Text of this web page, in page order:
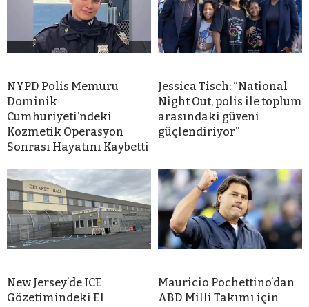
NYPD Polis Memuru
Dominik
Cumhuriyeti’ndeki
Kozmetik Operasyon
Sonrası Hayatını Kaybetti
Jessica Tisch: “National
Night Out, polis ile toplum
arasındaki güveni
güçlendiriyor”
New Jersey’de ICE
Gözetimindeki El
Mauricio Pochettino’dan
ABD Milli Takımı için